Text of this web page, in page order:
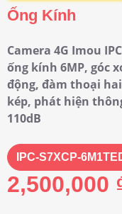
Ống Kính
Camera 4G Imou
ống kính 6MP, góc
động, đàm thoại
kép, phát hiện
110dB
IPC-S7XCP-
2,500,000